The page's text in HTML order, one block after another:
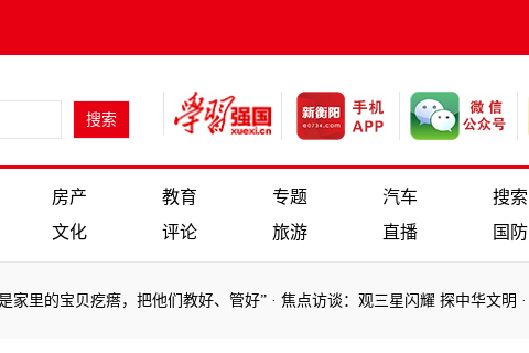
房产 教育 专题 汽车 搜索
文化 评论 旅游 直播 国防
家里的宝贝疙瘩，把他们教好、管好” · 焦点访谈：观三星闪耀 探中华文明 ·